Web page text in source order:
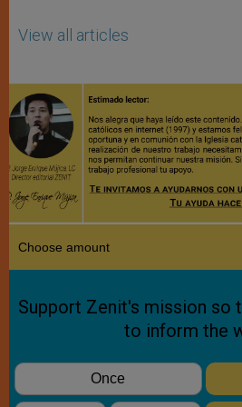
View all articles